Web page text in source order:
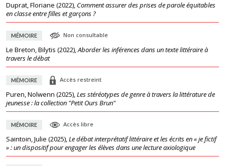
Duprat, Floriane (2022), Comment assurer des prises de parole équitables
en classe entre filles et garçons ?
MÉMOIRE Non consultable
Le Breton, Bilytis (2022),Aborder les inférences dans un texte littéraire à
travers le débat
MÉMOIRE Accès restreint
Puren, Nolwenn (2025),Les stéréotypes de genre à travers la littérature de
jeunesse : la collection "Petit Ours Brun"
MÉMOIRE Accès libre
Saintoin, Julie (2025),Le débat interprétatif littéraire et les écrits en « je fictif
» : un dispositif pour engager les élèves dans une lecture axiologique